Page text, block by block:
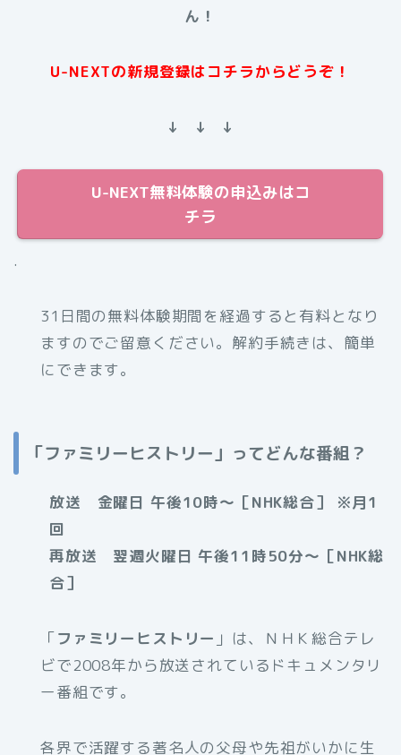
ん！
U-NEXTの新規登録はコチラからどうぞ！
↓ ↓ ↓
U-NEXT無料体験の申込みはコ
チラ
.
31日間の無料体験期間を経過すると有料となり
ますのでご留意ください。解約手続きは、簡単
にできます。
「ファミリーヒストリー」ってどんな番組？
放送 金曜日 午後10時〜［NHK総合］ ※月1
回
再放送 翌週火曜日 午後11時50分〜［NHK総
合］
「ファミリーヒストリー 」は、ＮＨＫ総合テレ
ビで2008年から放送されているドキュメンタリ
ー番組です。
各界で活躍する著名人の父母や先祖がいかに生